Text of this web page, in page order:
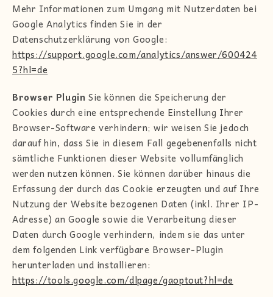
Mehr Informationen zum Umgang mit Nutzerdaten bei
Google Analytics finden Sie in der
Datenschutzerklärung von Google:
https://support.google.com/analytics/answer/600424
5?hl=de
Browser Plugin Sie können die Speicherung der
Cookies durch eine entsprechende Einstellung Ihrer
Browser-Software verhindern; wir weisen Sie jedoch
darauf hin, dass Sie in diesem Fall gegebenenfalls nicht
sämtliche Funktionen dieser Website vollumfänglich
werden nutzen können. Sie können darüber hinaus die
Erfassung der durch das Cookie erzeugten und auf Ihre
Nutzung der Website bezogenen Daten (inkl. Ihrer IP-
Adresse) an Google sowie die Verarbeitung dieser
Daten durch Google verhindern, indem sie das unter
dem folgenden Link verfügbare Browser-Plugin
herunterladen und installieren:
https://tools.google.com/dlpage/gaoptout?hl=de